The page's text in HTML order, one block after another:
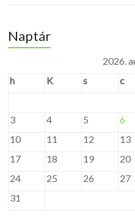
Naptár
2026.
h
K s c
3
4 5 6
10
11 12 13
17
18 19 20
24
25 26 27
31